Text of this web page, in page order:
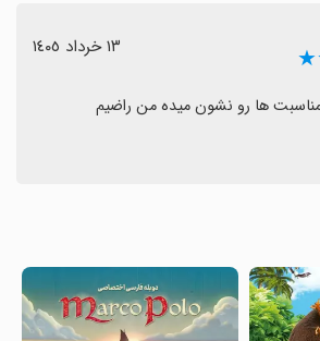
١٣ خرداد ١٤٠٥
ها رو نشون میده من راضیم